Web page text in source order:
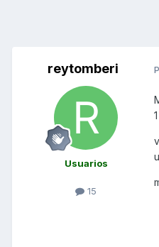
reytomberi
Usuarios
15